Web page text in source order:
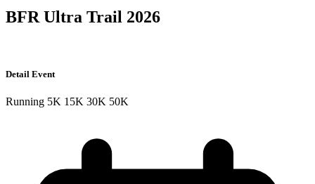
BFR Ultra Trail 2026
Detail Event
Running 5K 15K 30K 50K